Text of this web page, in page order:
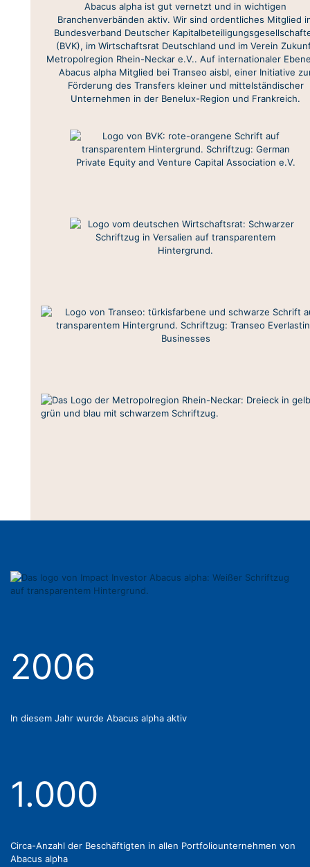
Abacus alpha ist gut vernetzt und in wichtigen
Branchenverbänden aktiv. Wir sind ordentliches Mitglied
Bundesverband Deutscher
(BVK), im Wirtschaftsrat Deutschland und im Verein
Metropolregion Rhein-Neckar e.V.. Auf internationaler
Abacus alpha Mitglied bei Transeo aisbl, einer Initiative
Förderung des Transfers kleiner und mittelständischer
Unternehmen in der Benelux-Region und Frankreich.
2006
In diesem Jahr wurde Abacus alpha aktiv
1.000
Circa-Anzahl der Beschäftigten in allen Portfoliounternehmen von
Abacus alpha